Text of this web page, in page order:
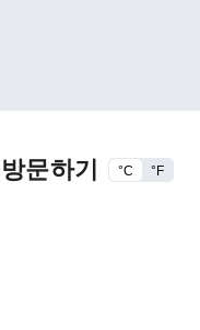
문하기
°C °F